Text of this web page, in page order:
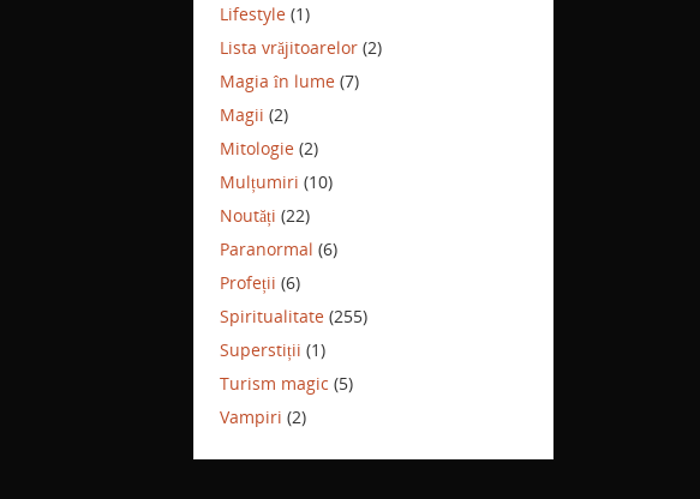
Lifestyle (1)
Lista vrăjitoarelor (2)
Magia în lume (7)
Magii (2)
Mitologie (2)
Mulțumiri (10)
Noutăți (22)
Paranormal (6)
Profeții (6)
Spiritualitate (255)
Superstiții (1)
Turism magic (5)
Vampiri (2)